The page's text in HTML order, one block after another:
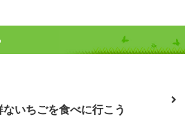
いちごを食べに行こう